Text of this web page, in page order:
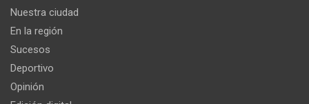
Nuestra ciudad
En la región
Sucesos
Deportivo
Opinión